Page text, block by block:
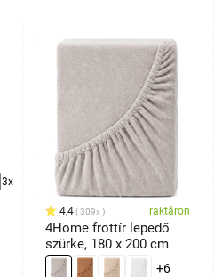
3x
4,4 309x raktáron
4Home frottír lepedő
szürke, 180 x 200 cm
+6